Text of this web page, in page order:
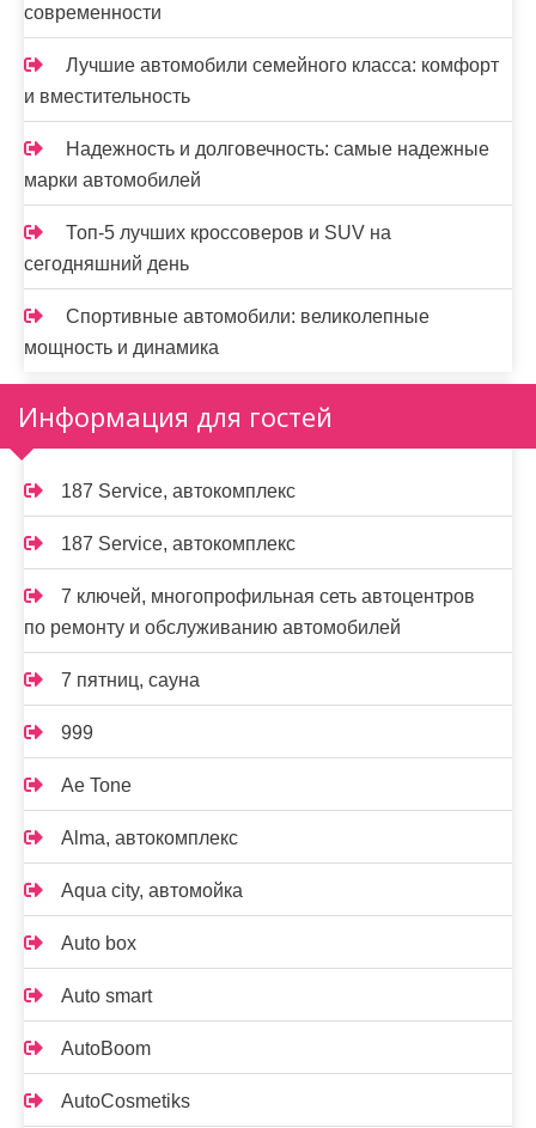
современности
Лучшие автомобили семейного класса: комфорт
и вместительность
Надежность и долговечность: самые надежные
марки автомобилей
Топ-5 лучших кроссоверов и SUV на
сегодняшний день
Спортивные автомобили: великолепные
мощность и динамика
Информация для гостей
187 Service, автокомплекс
187 Service, автокомплекс
7 ключей, многопрофильная сеть автоцентров
по ремонту и обслуживанию автомобилей
7 пятниц, сауна
999
Ae Tone
Alma, автокомплекс
Aqua city, автомойка
Auto box
Auto smart
AutoBoom
AutoCosmetiks